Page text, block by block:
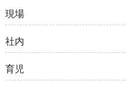
現場
社内
育児